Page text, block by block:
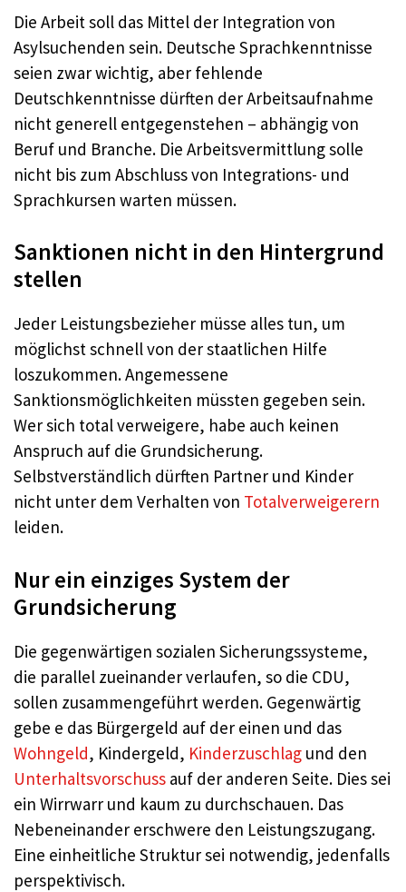
Die Arbeit soll das Mittel der Integration von
Asylsuchenden sein. Deutsche Sprachkenntnisse
seien zwar wichtig, aber fehlende
Deutschkenntnisse dürften der Arbeitsaufnahme
nicht generell entgegenstehen – abhängig von
Beruf und Branche. Die Arbeitsvermittlung solle
nicht bis zum Abschluss von Integrations- und
Sprachkursen warten müssen.
Sanktionen nicht in den Hintergrund
stellen
Jeder Leistungsbezieher müsse alles tun, um
möglichst schnell von der staatlichen Hilfe
loszukommen. Angemessene
Sanktionsmöglichkeiten müssten gegeben sein.
Wer sich total verweigere, habe auch keinen
Anspruch auf die Grundsicherung.
Selbstverständlich dürften Partner und Kinder
nicht unter dem Verhalten von Totalverweigerern
leiden.
Nur ein einziges System der
Grundsicherung
Die gegenwärtigen sozialen Sicherungssysteme,
die parallel zueinander verlaufen, so die CDU,
sollen zusammengeführt werden. Gegenwärtig
gebe e das Bürgergeld auf der einen und das
Wohngeld, Kindergeld, Kinderzuschlag und den
Unterhaltsvorschuss auf der anderen Seite. Dies sei
ein Wirrwarr und kaum zu durchschauen. Das
Nebeneinander erschwere den Leistungszugang.
Eine einheitliche Struktur sei notwendig, jedenfalls
perspektivisch.